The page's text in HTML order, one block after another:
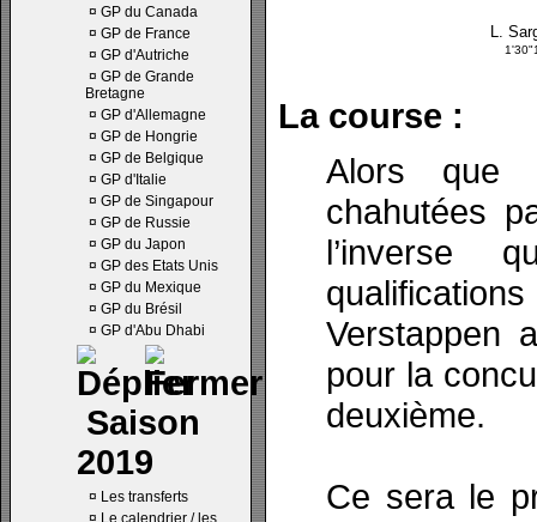
¤ GP du Canada
¤ GP de France
¤ GP d'Autriche
¤ GP de Grande
Bretagne
¤ GP d'Allemagne
¤ GP de Hongrie
¤ GP de Belgique
¤ GP d'Italie
¤ GP de Singapour
¤ GP de Russie
¤ GP du Japon
¤ GP des Etats Unis
¤ GP du Mexique
¤ GP du Brésil
¤ GP d'Abu Dhabi
Saison
2019
¤ Les transferts
¤ Le calendrier / les
L.
La course :
Alors que
chahutées
l’inverse
Verstappen
pour la
deuxième.
Ce sera le